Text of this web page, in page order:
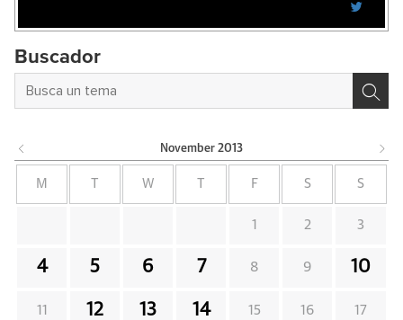
Buscador
November 2013
M W F S S
1 2 3
4 5 6 7 8 9 10
11 12 13 14 15 16 17